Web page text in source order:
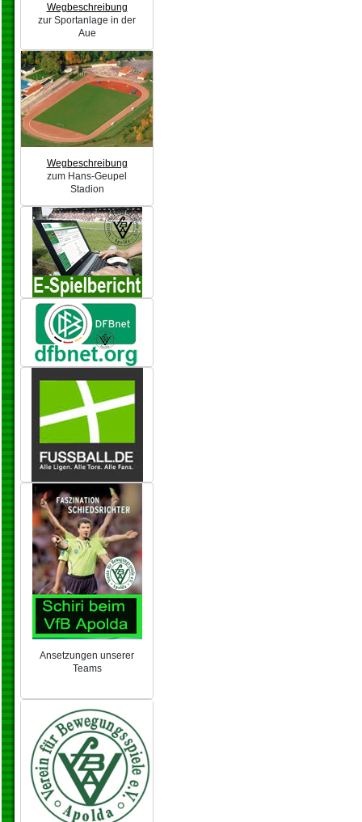
Wegbeschreibung
zur Sportanlage in der
Aue
Wegbeschreibung
zum Hans-Geupel
Stadion
Ansetzungen unserer
Teams